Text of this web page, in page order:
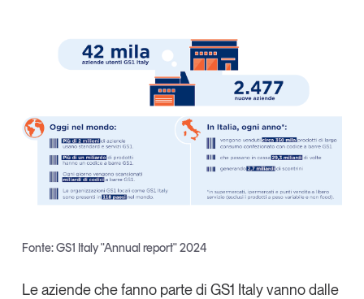
Tutti gli appuntamenti
Newsletter
Contatti
Tendenze Journal
La nostra newsletter nella tua email
Fonte: GS1 Italy "Annual report" 2024
Le aziende che fanno parte di GS1 Italy vanno dalle